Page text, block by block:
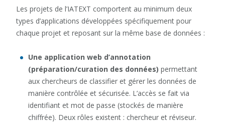
Les projets de l’IATEXT comportent au minimum deux
types d’applications développées spécifiquement pour
chaque projet et reposant sur la même base de données :
Une application web d’annotation
(préparation/curation des données) permettant
aux chercheurs de classifier et gérer les données de
manière contrôlée et sécurisée. L’accès se fait via
identifiant et mot de passe (stockés de manière
chiffrée). Deux rôles existent : chercheur et réviseur.